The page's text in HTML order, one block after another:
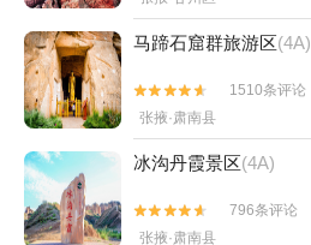
马蹄石窟群旅游区(4A)


1510条评论
张掖·肃南县
冰沟丹霞景区(4A)


796条评论
张掖·肃南县